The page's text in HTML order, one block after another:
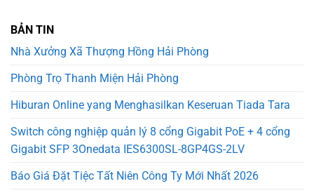
BẢN TIN
Nhà Xưởng Xã Thượng Hồng Hải Phòng
Phòng Trọ Thanh Miện Hải Phòng
Hiburan Online yang Menghasilkan Keseruan Tiada Tara
Switch công nghiệp quản lý 8 cổng Gigabit PoE + 4 cổng
Gigabit SFP 3Onedata IES6300SL-8GP4GS-2LV
Báo Giá Đặt Tiệc Tất Niên Công Ty Mới Nhất 2026